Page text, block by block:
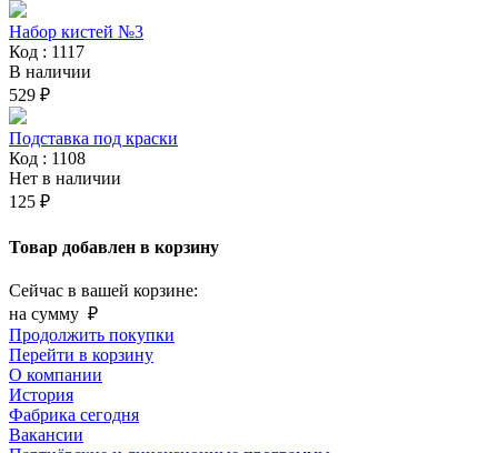
Набор кистей №3
Код : 1117
В наличии
529 ₽
Подставка под краски
Код : 1108
Нет в наличии
125 ₽
Товар добавлен в корзину
Сейчас в вашей корзине:
на сумму ₽
Продолжить покупки
Перейти в корзину
О компании
История
Фабрика сегодня
Вакансии